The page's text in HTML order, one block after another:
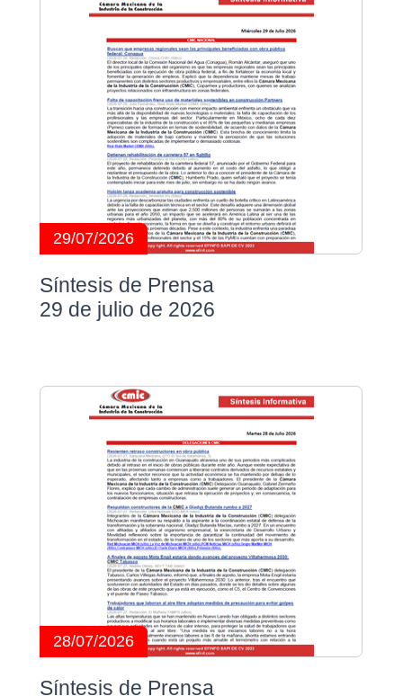
29/07/2026
Síntesis de Prensa
29 de julio de 2026
28/07/2026
Síntesis de Prensa